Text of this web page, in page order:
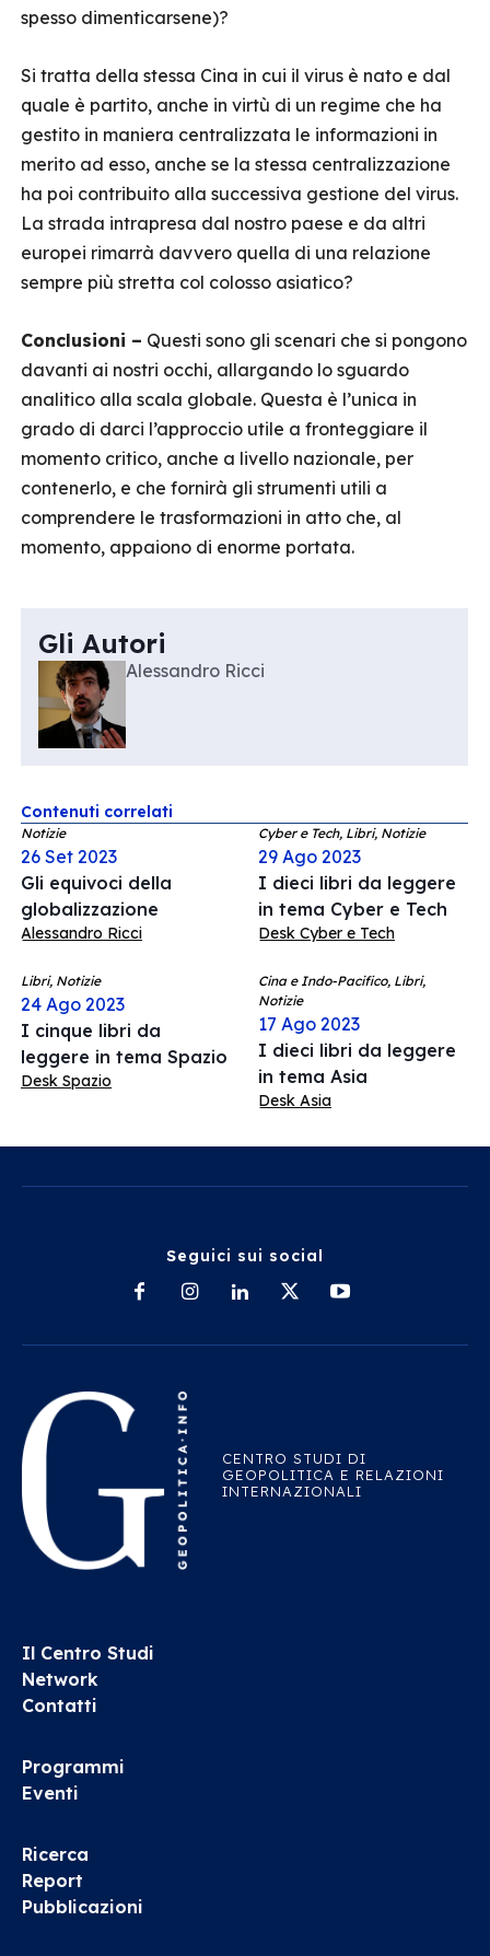
spesso dimenticarsene)?
Si tratta della stessa Cina in cui il virus è nato e dal
quale è partito, anche in virtù di un regime che ha
gestito in maniera centralizzata le informazioni in
merito ad esso, anche se la stessa centralizzazione
ha poi contribuito alla successiva gestione del virus.
La strada intrapresa dal nostro paese e da altri
europei rimarrà davvero quella di una relazione
sempre più stretta col colosso asiatico?
Conclusioni – Questi sono gli scenari che si pongono
davanti ai nostri occhi, allargando lo sguardo
analitico alla scala globale. Questa è l’unica in
grado di darci l’approccio utile a fronteggiare il
momento critico, anche a livello nazionale, per
contenerlo, e che fornirà gli strumenti utili a
comprendere le trasformazioni in atto che, al
momento, appaiono di enorme portata.
Gli Autori
Alessandro Ricci
Contenuti correlati
Notizie
26 Set 2023
Gli equivoci della
globalizzazione
Alessandro Ricci
Cyber e Tech, Libri, Notizie
29 Ago 2023
I dieci libri da leggere
in tema Cyber e Tech
Desk Cyber e Tech
Libri, Notizie
24 Ago 2023
I cinque libri da
leggere in tema Spazio
Desk Spazio
Cina e Indo-Pacifico, Libri,
Notizie
17 Ago 2023
I dieci libri da leggere
in tema Asia
Desk Asia
Seguici sui social
CENTRO STUDI DI
GEOPOLITICA E RELAZIONI
INTERNAZIONALI
Il Centro Studi
Network
Contatti
Programmi
Eventi
Ricerca
Report
Pubblicazioni